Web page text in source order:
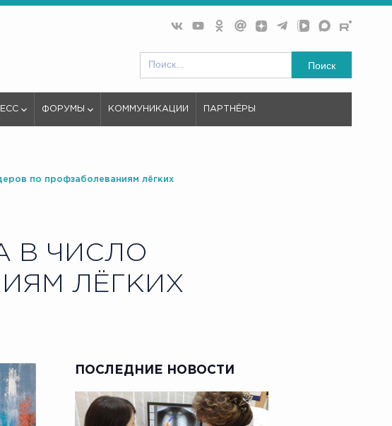
Поиск
ФОРУМЫ КОММУНИКАЦИИ ПАРТНЁРЫ
по профзаболеваниям лёгких
В ЧИСЛО
ЛЁГКИХ
ПОСЛЕДНИЕ НОВОСТИ